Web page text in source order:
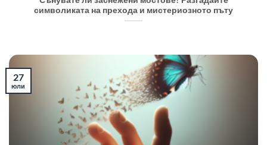
символиката на прехода и мистериозното пъту
27
юли